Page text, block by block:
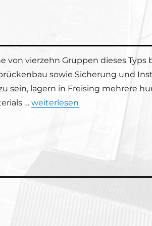
von vierzehn Gruppen dieses Typs
sowie Sicherung und
sein, lagern in Freising mehrere
… „Großzügige Spende für das
weiterlesen